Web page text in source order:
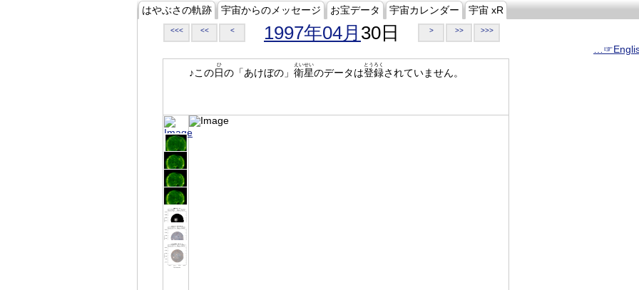
はやぶさの軌跡 宇宙からのメッセージ お宝データ 宇宙カレンダー 宇宙 xR
<<< << < 1997年04月 30日 > >> >>>
♪この日
ひ
の「あけぼの」 衛星
えいせい
のデータは登録
とうろく
されていません。